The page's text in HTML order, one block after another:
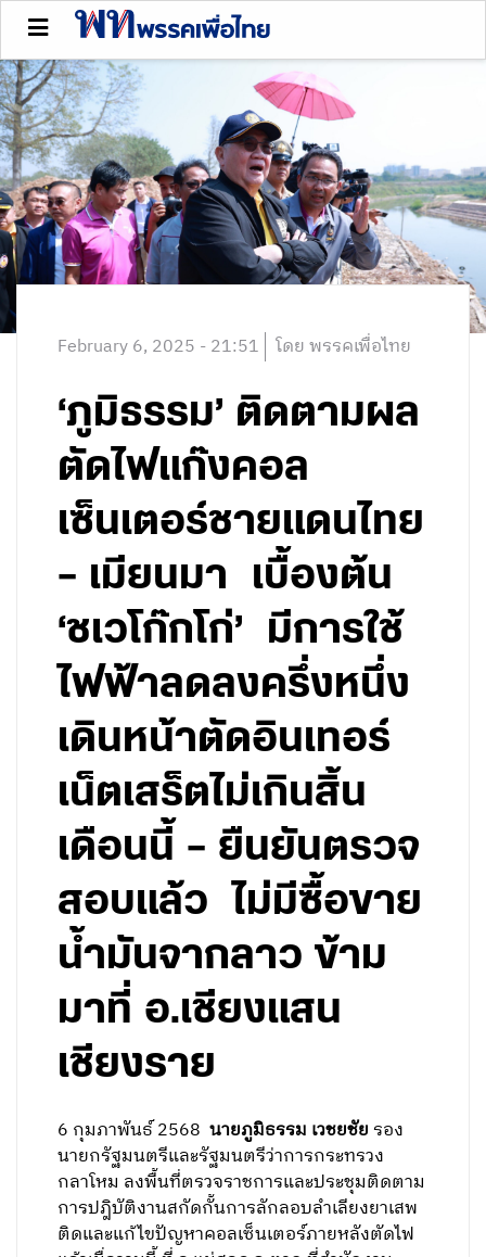
February 6, 2025 - 21:51 โดย พรรคเพื่อไทย
‘ภูมิธรรม’ ติดตามผล
ตัดไฟแก๊งคอล
เซ็นเตอร์ชายแดนไทย
– เมียนมา เบื้องต้น
‘ชเวโก๊กโก่’ มีการใช้
ไฟฟ้าลดลงครึ่งหนึ่ง
เดินหน้าตัดอินเทอร์
เน็ตเสร็ตไม่เกินสิ้น
เดือนนี้ – ยืนยันตรวจ
สอบแล้ว ไม่มีซื้อขาย
น้ำมันจากลาว ข้าม
มาที่ อ.เชียงแสน
เชียงราย
6 กุมภาพันธ์ 2568นายภูมิธรรม เวชยชัยรอง
นายกรัฐมนตรีและรัฐมนตรีว่าการกระทรวง
กลาโหม ลงพื้นที่ตรวจราชการและประชุมติดตาม
การปฎิบัติงานสกัดกั้นการลักลอบลำเลียงยาเสพ
ติดและแก้ไขปัญหาคอลเซ็นเตอร์ภายหลังตัดไฟ